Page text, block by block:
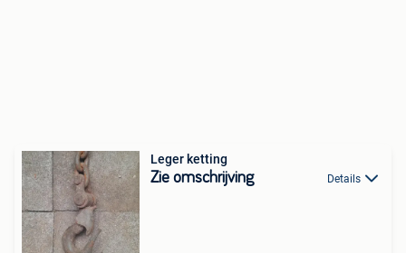
Leger ketting
Zie omschrijving Details